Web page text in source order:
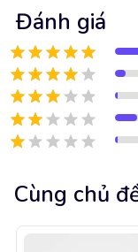
Đánh giá
Cùng chủ